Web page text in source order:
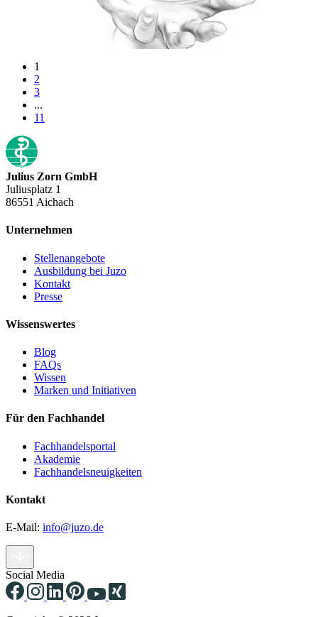
1
2
3
...
11
Julius Zorn GmbH
Juliusplatz 1
86551 Aichach
Unternehmen
Stellenangebote
Ausbildung bei Juzo
Kontakt
Presse
Wissenswertes
Blog
FAQs
Wissen
Marken und Initiativen
Für den Fachhandel
Fachhandelsportal
Akademie
Fachhandelsneuigkeiten
Kontakt
E-Mail: info@juzo.de
Social Media